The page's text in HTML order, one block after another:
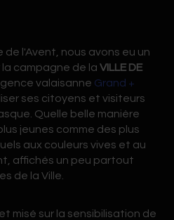
l'Avent, nous avons eu un
campagne de la VILLE DE
valaisanne Grand +
ses citoyens et visiteurs
Quelle belle manière
jeunes comme des plus
aux couleurs vives et au
affichés un peu partout
de la Ville.
misé sur la sensibilisation de